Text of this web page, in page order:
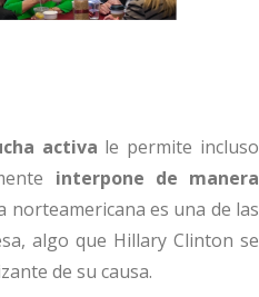
activa le permite incluso
interpone de manera
es una de las
algo que Hillary Clinton se
de su causa.